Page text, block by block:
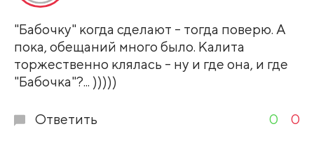
Развернуть все
"Бабочку" когда сделают - тогда поверю. А
пока, обещаний много было. Калита
торжественно клялась - ну и где она, и где
"Бабочка"?... )))))
Ответить 0 0